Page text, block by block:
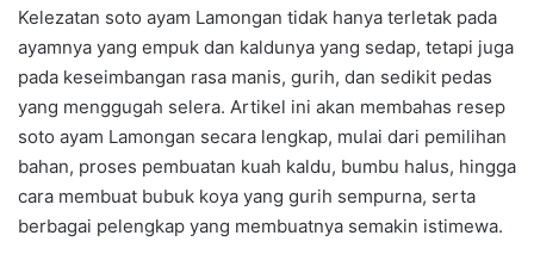
Kelezatan soto ayam Lamongan tidak hanya terletak pada
ayamnya yang empuk dan kaldunya yang sedap, tetapi juga
pada keseimbangan rasa manis, gurih, dan sedikit pedas
yang menggugah selera. Artikel ini akan membahas resep
soto ayam Lamongan secara lengkap, mulai dari pemilihan
bahan, proses pembuatan kuah kaldu, bumbu halus, hingga
cara membuat bubuk koya yang gurih sempurna, serta
berbagai pelengkap yang membuatnya semakin istimewa.